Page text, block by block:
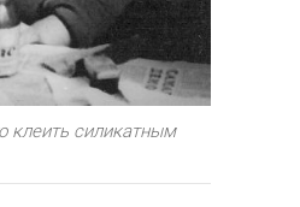
клеить силикатным